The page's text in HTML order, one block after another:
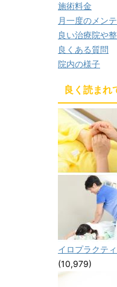
施術料金
月一度のメン
良い治療院や
良くある質問
院内の様子
良く読まれ
イロプラクテ
(10,979)